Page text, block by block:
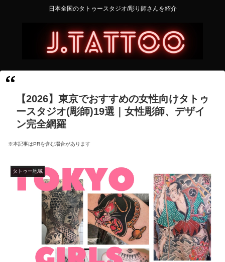
日本全国のタトゥースタジオ/彫り師さんを紹介
【2026】東京でおすすめの女性向けタトゥ
ースタジオ(彫師)19選｜女性彫師、デザイ
ン完全網羅
※本記事はPRを含む場合があります
タトゥー地域